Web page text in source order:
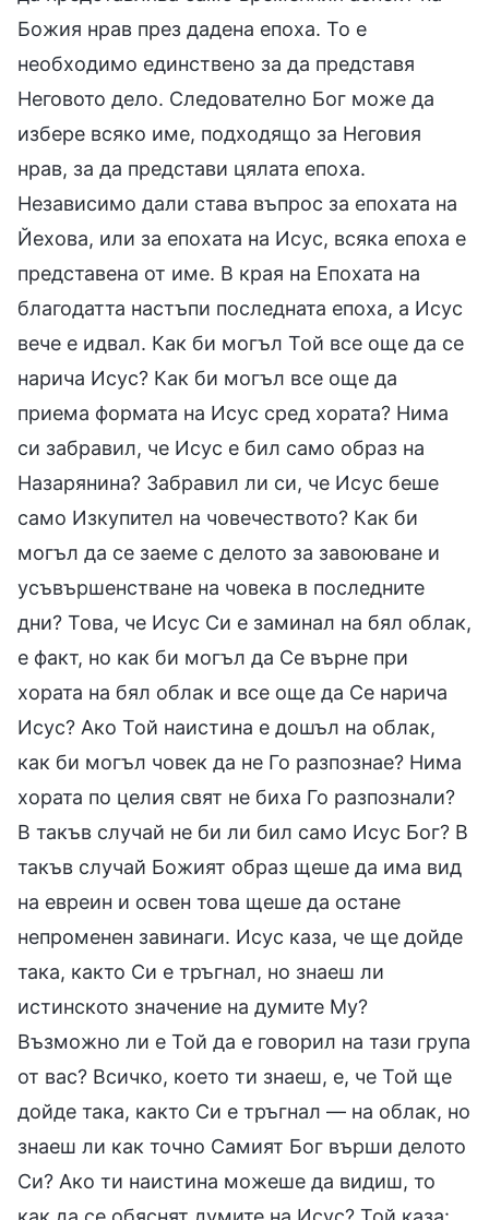
Божия нрав през дадена епоха. То е
необходимо единствено за да представя
Неговото дело. Следователно Бог може да
избере всяко име, подходящо за Неговия
нрав, за да представи цялата епоха.
Независимо дали става въпрос за епохата на
Йехова, или за епохата на Исус, всяка епоха е
представена от име. В края на Епохата на
благодатта настъпи последната епоха, а Исус
вече е идвал. Как би могъл Той все още да се
нарича Исус? Как би могъл все още да
приема формата на Исус сред хората? Нима
си забравил, че Исус е бил само образ на
Назарянина? Забравил ли си, че Исус беше
само Изкупител на човечеството? Как би
могъл да се заеме с делото за завоюване и
усъвършенстване на човека в последните
дни? Това, че Исус Си е заминал на бял облак,
е факт, но как би могъл да Се върне при
хората на бял облак и все още да Се нарича
Исус? Ако Той наистина е дошъл на облак,
как би могъл човек да не Го разпознае? Нима
хората по целия свят не биха Го разпознали?
В такъв случай не би ли бил само Исус Бог? В
такъв случай Божият образ щеше да има вид
на евреин и освен това щеше да остане
непроменен завинаги. Исус каза, че ще дойде
така, както Си е тръгнал, но знаеш ли
истинското значение на думите Му?
Възможно ли е Той да е говорил на тази група
от вас? Всичко, което ти знаеш, е, че Той ще
дойде така, както Си е тръгнал — на облак, но
знаеш ли как точно Самият Бог върши делото
Си? Ако ти наистина можеше да видиш, то